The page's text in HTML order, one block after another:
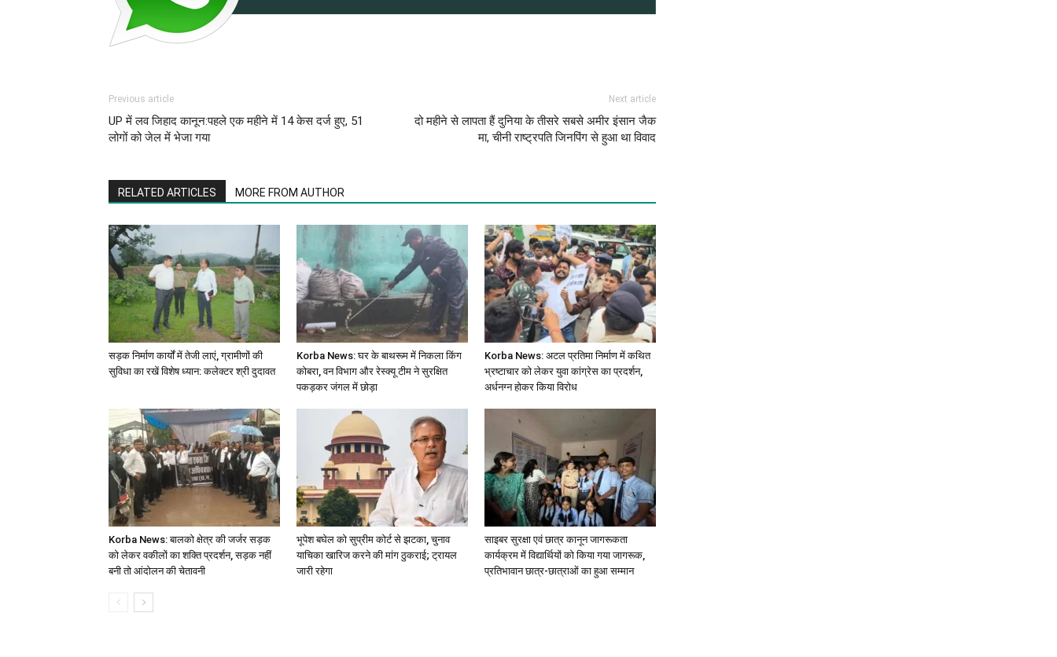
Previous article
UP में लव जिहाद कानून:पहले एक महीने में 14 केस दर्ज हुए, 51
लोगों को जेल में भेजा गया
Next article
दो महीने से लापता हैं दुनिया के तीसरे सबसे अमीर इंसान जैक
मा, चीनी राष्‍ट्रपति जिनपिंग से हुआ था विवाद
RELATED ARTICLES MORE FROM AUTHOR
सड़क निर्माण कार्यों में तेजी लाएं, ग्रामीणों की
सुविधा का रखें विशेष ध्यान: कलेक्टर श्री दुदावत
Korba News: घर के बाथरूम में निकला किंग
कोबरा, वन विभाग और रेस्क्यू टीम ने सुरक्षित
पकड़कर जंगल में छोड़ा
Korba News: अटल प्रतिमा निर्माण में कथित
भ्रष्टाचार को लेकर युवा कांग्रेस का प्रदर्शन,
अर्धनग्न होकर किया विरोध
Korba News: बालको क्षेत्र की जर्जर सड़क
को लेकर वकीलों का शक्ति प्रदर्शन, सड़क नहीं
बनी तो आंदोलन की चेतावनी
भूपेश बघेल को सुप्रीम कोर्ट से झटका, चुनाव
याचिका खारिज करने की मांग ठुकराई; ट्रायल
जारी रहेगा
साइबर सुरक्षा एवं छात्र कानून जागरूकता
कार्यक्रम में विद्यार्थियों को किया गया जागरूक,
प्रतिभावान छात्र-छात्राओं का हुआ सम्मान